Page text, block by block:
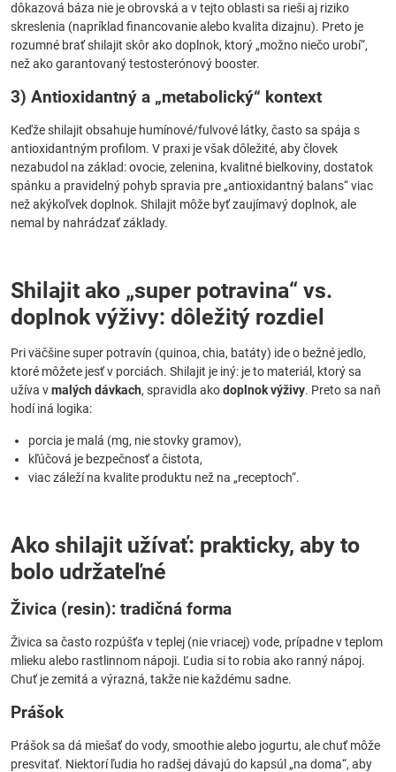
dôkazová báza nie je obrovská a v tejto oblasti sa rieši aj riziko
skreslenia (napríklad financovanie alebo kvalita dizajnu). Preto je
rozumné brať shilajit skôr ako doplnok, ktorý „možno niečo urobí“,
než ako garantovaný testosterónový booster.
3) Antioxidantný a „metabolický“ kontext
Keďže shilajit obsahuje humínové/fulvové látky, často sa spája s
antioxidantným profilom. V praxi je však dôležité, aby človek
nezabudol na základ: ovocie, zelenina, kvalitné bielkoviny, dostatok
spánku a pravidelný pohyb spravia pre „antioxidantný balans“ viac
než akýkoľvek doplnok. Shilajit môže byť zaujímavý doplnok, ale
nemal by nahrádzať základy.
Shilajit ako „super potravina“ vs.
doplnok výživy: dôležitý rozdiel
Pri väčšine super potravín (quinoa, chia, batáty) ide o bežné jedlo,
ktoré môžete jesť v porciách. Shilajit je iný: je to materiál, ktorý sa
užíva vmalých dávkach, spravidla akodoplnok výživy. Preto sa naň
hodí iná logika:
porcia je malá (mg, nie stovky gramov),
kľúčová je bezpečnosť a čistota,
viac záleží na kvalite produktu než na „receptoch“.
Ako shilajit užívať: prakticky, aby to
bolo udržateľné
Živica (resin): tradičná forma
Živica sa často rozpúšťa v teplej (nie vriacej) vode, prípadne v teplom
mlieku alebo rastlinnom nápoji. Ľudia si to robia ako ranný nápoj.
Chuť je zemitá a výrazná, takže nie každému sadne.
Prášok
Prášok sa dá miešať do vody, smoothie alebo jogurtu, ale chuť môže
presvitať. Niektorí ľudia ho radšej dávajú do kapsúl „na doma“, aby